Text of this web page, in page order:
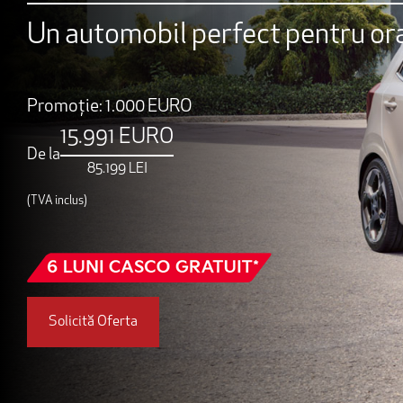
Un automobil perfect pentru
Promoție: 1.000 EURO
De la
15.991 EURO
85.199 LEI
(TVA inclus)
Solicită Oferta